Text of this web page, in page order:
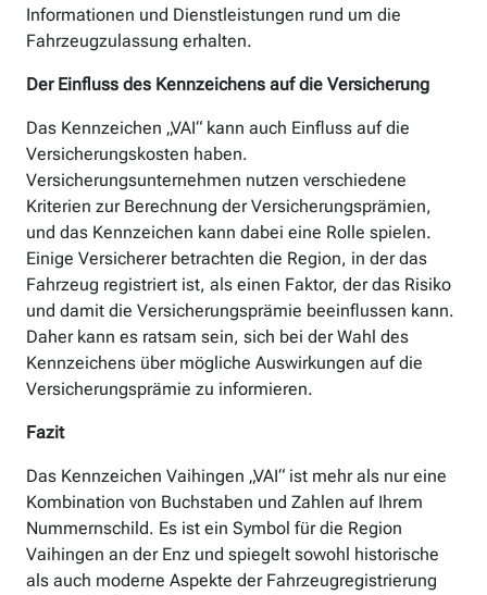
Informationen und Dienstleistungen rund um die
Fahrzeugzulassung erhalten.
Der Einfluss des Kennzeichens auf die Versicherung
Das Kennzeichen „VAI“ kann auch Einfluss auf die
Versicherungskosten haben.
Versicherungsunternehmen nutzen verschiedene
Kriterien zur Berechnung der Versicherungsprämien,
und das Kennzeichen kann dabei eine Rolle spielen.
Einige Versicherer betrachten die Region, in der das
Fahrzeug registriert ist, als einen Faktor, der das Risiko
und damit die Versicherungsprämie beeinflussen kann.
Daher kann es ratsam sein, sich bei der Wahl des
Kennzeichens über mögliche Auswirkungen auf die
Versicherungsprämie zu informieren.
Fazit
Das Kennzeichen Vaihingen „VAI“ ist mehr als nur eine
Kombination von Buchstaben und Zahlen auf Ihrem
Nummernschild. Es ist ein Symbol für die Region
Vaihingen an der Enz und spiegelt sowohl historische
als auch moderne Aspekte der Fahrzeugregistrierung